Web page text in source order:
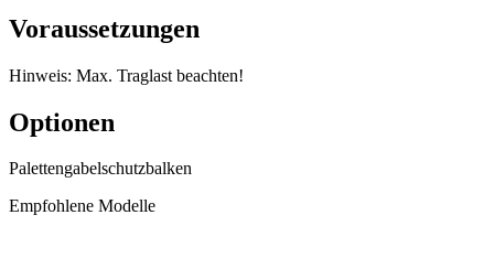
Voraussetzungen
Hinweis: Max. Traglast beachten!
Optionen
Palettengabelschutzbalken
Empfohlene Modelle